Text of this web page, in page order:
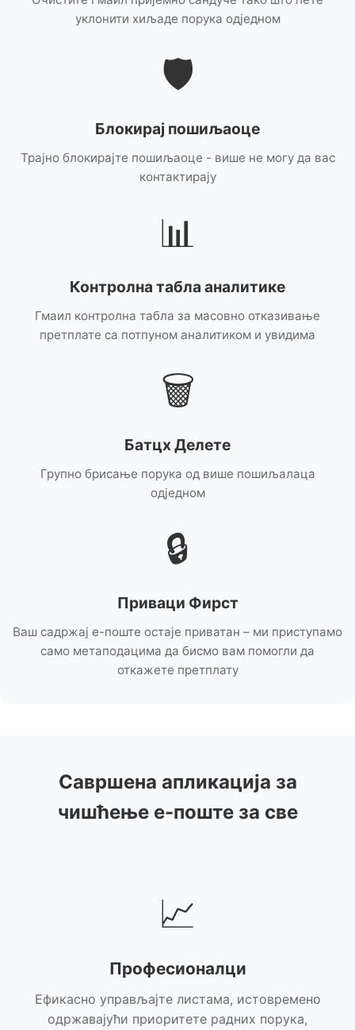
уклонити хиљаде порука одједном
🛡️
Блокирај пошиљаоце
Трајно блокирајте пошиљаоце - више не могу да вас
контактирају
📊
Контролна табла аналитике
Гмаил контролна табла за масовно отказивање
претплате са потпуном аналитиком и увидима
🗑️
Батцх Делете
Групно брисање порука од више пошиљалаца
одједном
🔒
Приваци Фирст
Ваш садржај е-поште остаје приватан – ми приступамо
само метаподацима да бисмо вам помогли да
откажете претплату
Савршена апликација за
чишћење е-поште за све
📈
Професионалци
Ефикасно управљајте листама, истовремено
одржавајући приоритете радних порука,